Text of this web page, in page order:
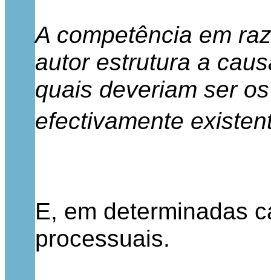
A competência em
autor estrutura a
quais deveriam ser
efectivamente
E, em determinadas
processuais.